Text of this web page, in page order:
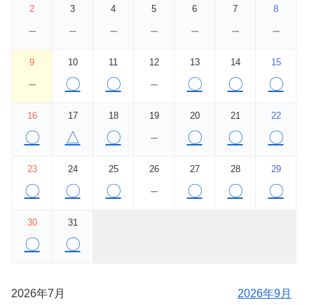
2
－
3
－
4
－
5
－
6
－
7
－
8
－
9
－
10
〇
11
〇
12
－
13
〇
14
〇
15
〇
16
〇
17
△
18
〇
19
－
20
〇
21
〇
22
〇
23
〇
24
〇
25
〇
26
－
27
〇
28
〇
29
〇
30
〇
31
〇
2026年7月 2026年9月